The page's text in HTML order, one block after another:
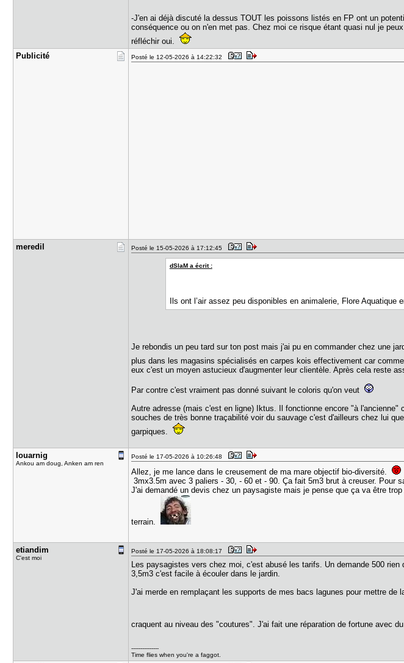
-J'en ai déjà discuté la dessus TOUT les poissons listés en FP ont un
conséquence ou on n'en met pas. Chez moi ce risque étant quasi nul je
réfléchir oui.
Publicité
Posté le 12-05-2026 à 14:22:32
meredil Posté le 15-05-2026 à 17:12:45
dSlaM a écrit :
Ils ont l’air assez peu disponibles en animalerie, Flore
Je rebondis un peu tard sur ton post mais j'ai pu en commander chez une
plus dans les magasins spécialisés en carpes kois effectivement car
eux c'est un moyen astucieux d'augmenter leur clientèle. Après cela reste
Par contre c'est vraiment pas donné suivant le coloris qu'on veut
Autre adresse (mais c'est en ligne) Iktus. Il fonctionne encore "à
souches de très bonne traçabilité voir du sauvage c'est d'ailleurs chez lui
garpiques.
louarnig
Ankou am doug, Anken am ren
Posté le 17-05-2026 à 10:26:48
Allez, je me lance dans le creusement de ma mare objectif bio-diversité.
3mx3.5m avec 3 paliers - 30, - 60 et - 90. Ça fait 5m3 brut à creuser. Pour
J'ai demandé un devis chez un paysagiste mais je pense que ça va être
terrain.
etiandim
C'est moi
Posté le 17-05-2026 à 18:08:17
Les paysagistes vers chez moi, c'est abusé les tarifs. Un demande 500 rien
3,5m3 c'est facile à écouler dans le jardin.
J'ai merde en remplaçant les supports de mes bacs lagunes pour mettre
craquent au niveau des "coutures". J'ai fait une réparation de fortune avec
---------------
Time flies when you're a faggot.